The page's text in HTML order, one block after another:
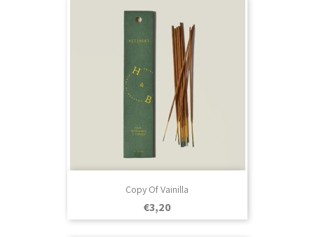
Copy Of Vainilla
Prezo
€3,20